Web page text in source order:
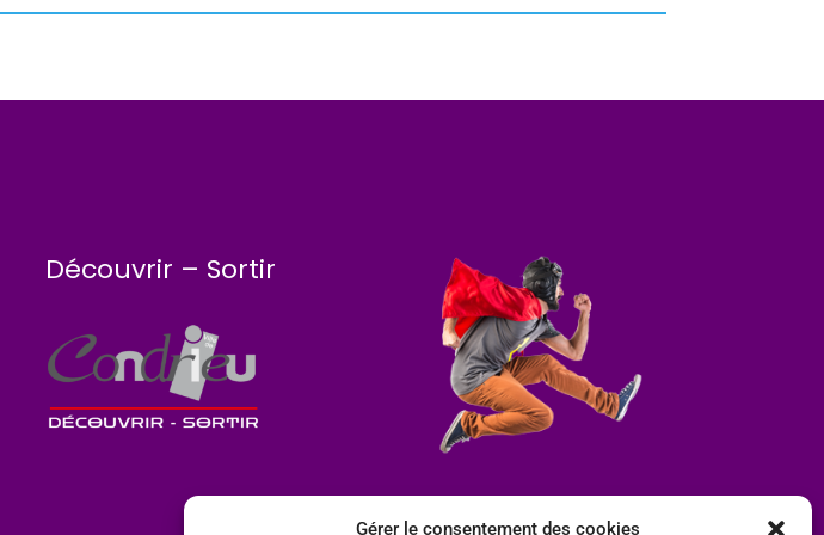
Gérer le consentement des cookies
Découvrir – Sortir